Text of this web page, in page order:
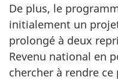
De plus, le
initialement un
prolongé à deux
Revenu national en
chercher à rendre